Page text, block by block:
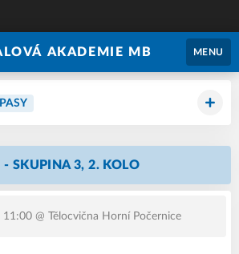
AKADEMIE MB MENU
- SKUPINA 3, 2. KOLO
11:00 @ Tělocvična Horní Počernice